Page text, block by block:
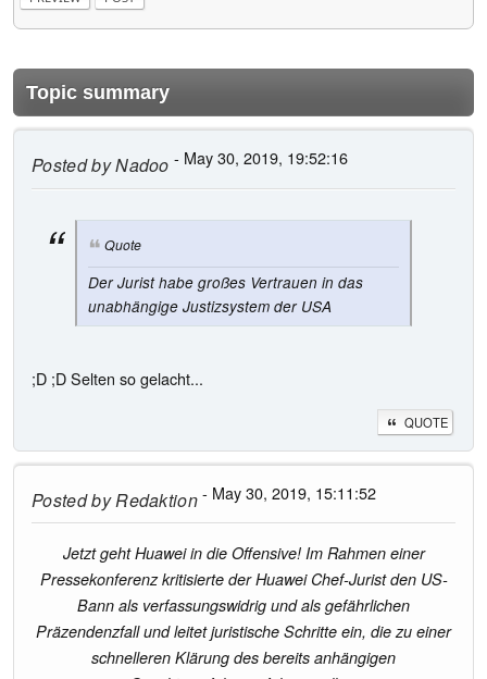
Topic summary
Posted byNadoo - May 30, 2019, 19:52:16
Quote
Der Jurist habe großes Vertrauen in das
unabhängige Justizsystem der USA
;D ;D Selten so gelacht...
QUOTE
Posted byRedaktion- May 30, 2019, 15:11:52
Jetzt geht Huawei in die Offensive! Im Rahmen einer
Pressekonferenz kritisierte der Huawei Chef-Jurist den US-
Bann als verfassungswidrig und als gefährlichen
Präzendenzfall und leitet juristische Schritte ein, die zu einer
schnelleren Klärung des bereits anhängigen